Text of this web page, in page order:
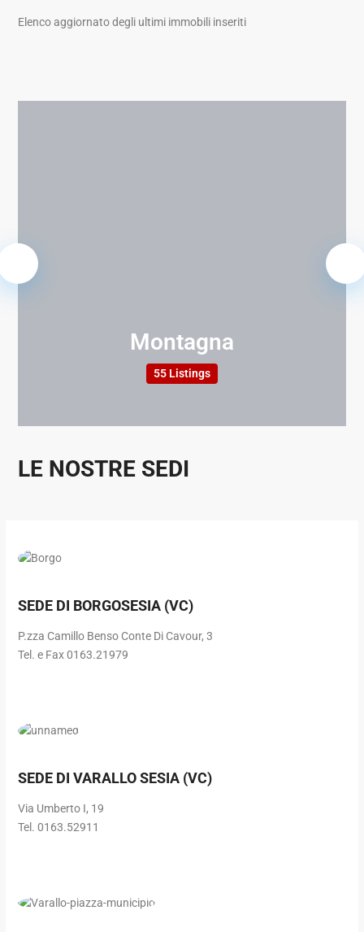
Elenco aggiornato degli ultimi immobili inseriti
Montagna
55 Listings
LE NOSTRE SEDI
SEDE DI BORGOSESIA (VC)
P.zza Camillo Benso Conte Di Cavour, 3
Tel. e Fax 0163.21979
SEDE DI VARALLO SESIA (VC)
Via Umberto I, 19
Tel. 0163.52911